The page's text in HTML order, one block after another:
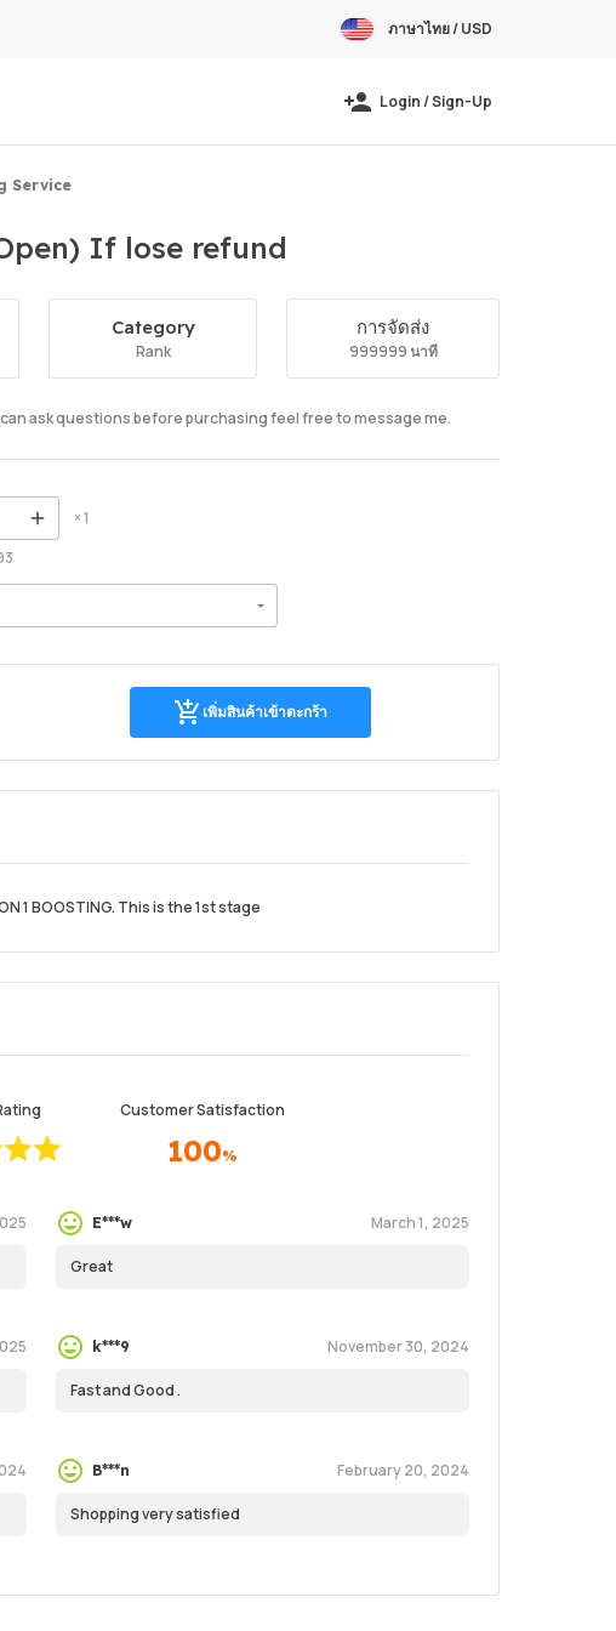
ภาษาไทย / USD
Login / Sign-Up
Service
If lose refund
Category
Rank
การจัดส่ง
999999 นาที
ask questions before purchasing feel free to message me.
× 1
เพิ่มสินค้าเข้าตะกร้า
เพิ่มสิน
เข้า
ตะกร้า
1 BOOSTING. This is the 1st stage
Customer Satisfaction
100%
E***w March 1, 2025
Great
k***9 November 30, 2024
Fast and Good .
B***n February 20, 2024
Shopping very satisfied